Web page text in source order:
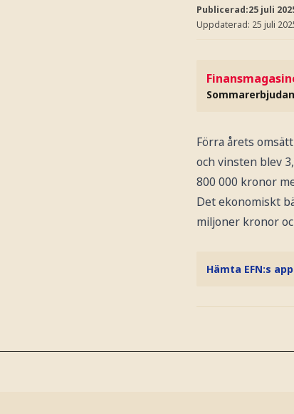
Publicerad:25 juli
Uppdaterad: 25 juli
Förra årets
och vinsten blev
800 000 kronor
Det ekonomiskt
miljoner kronor
Hämta EFN:s